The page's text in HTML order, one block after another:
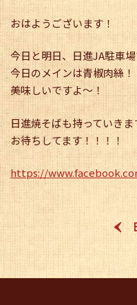
おはようございます！
今日と明日、日進JA駐車
今日のメインは青椒肉絲！
美味しいですよ〜！
日進焼そばも持っていき
お待ちしてます！！！！
https://
‹